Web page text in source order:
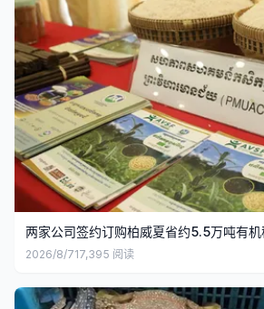
两家公司签约订购柏威夏省约5.5万吨有
2026/8/717,395 阅读